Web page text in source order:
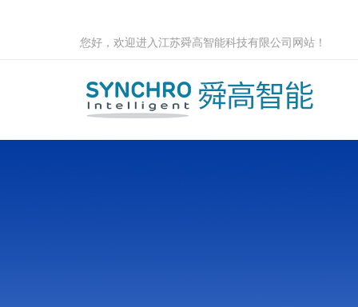
您好，欢迎进入江苏舜高智能科技有限公司网站！